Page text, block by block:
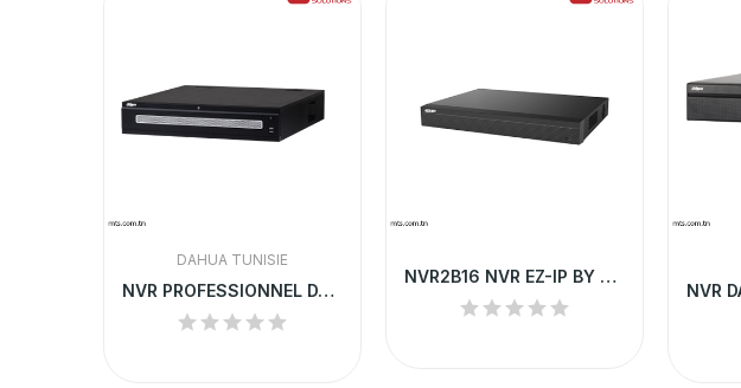
DAHUA TUNISIE
NVR PROFESSIONNEL DAHUA 64 CANAUX 4K H.265+ |...
NVR2B16 NVR EZ-IP BY DAHUA 16-CH 1U H.265